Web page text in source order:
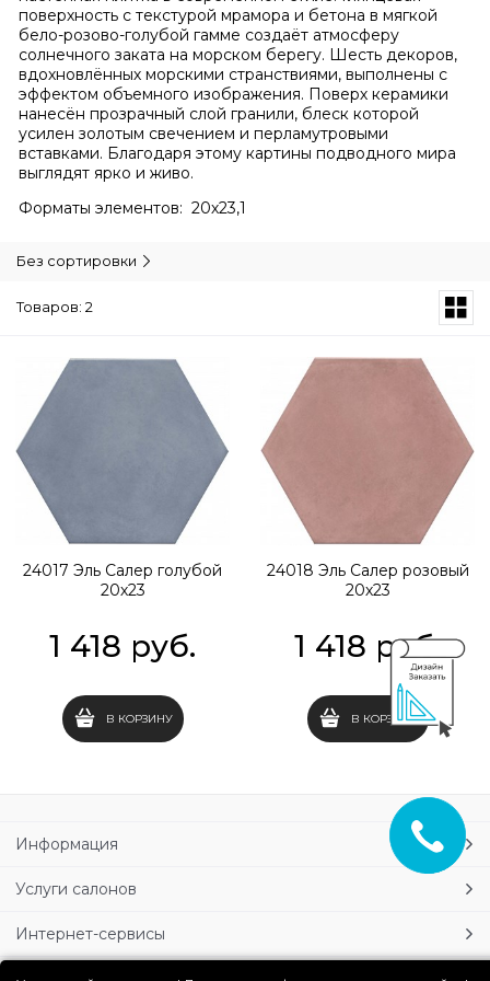
поверхность с текстурой мрамора и бетона в мягкой
бело-розово-голубой гамме создаёт атмосферу
солнечного заката на морском берегу. Шесть декоров,
вдохновлённых морскими странствиями, выполнены с
эффектом объемного изображения. Поверх керамики
нанесён прозрачный слой гранили, блеск которой
усилен золотым свечением и перламутровыми
вставками. Благодаря этому картины подводного мира
выглядят ярко и живо.
Форматы элементов: 20х23,1
Без сортировки
Товаров: 2
24017 Эль Салер голубой
20х23
1 418 руб.
В КОРЗИНУ
24018 Эль Салер розовый
20х23
1 418 руб.
В КОРЗИНУ
Информация
Услуги салонов
Интернет-сервисы